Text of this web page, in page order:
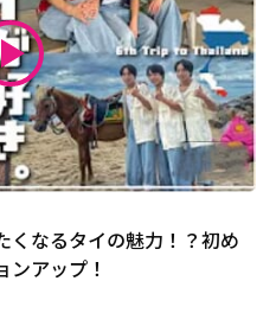
くなるタイの魅力！？初め
アップ！